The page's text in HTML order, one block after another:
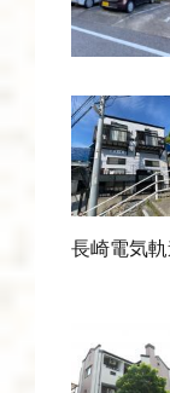
長崎電気